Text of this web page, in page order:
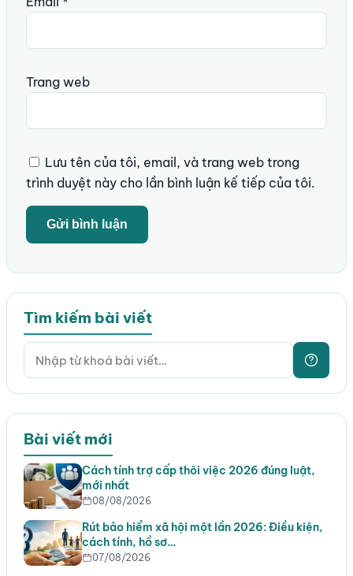
Trang web
Lưu tên của tôi, email, và trang web trong
trình duyệt này cho lần bình luận kế tiếp của tôi.
Tìm kiếm bài viết
Bài viết mới
Cách tính trợ cấp thôi việc 2026 đúng luật,
mới nhất
08/08/2026
Rút bảo hiểm xã hội một lần 2026: Điều kiện,
cách tính, hồ sơ…
07/08/2026